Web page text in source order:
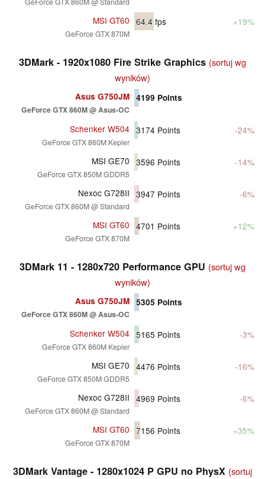
MSI GT60
GeForce GTX 870M
64.4 fps +19%
3DMark - 1920x1080 Fire Strike Graphics (sortuj wg
wyników)
Asus G750JM
GeForce GTX 860M @ Asus-OC
4199 Points
Schenker W504
GeForce GTX 860M Kepler
3174 Points -24%
MSI GE70
GeForce GTX 850M GDDR5
3596 Points -14%
Nexoc G728II
GeForce GTX 860M @ Standard
3947 Points -6%
MSI GT60
GeForce GTX 870M
4701 Points +12%
3DMark 11 - 1280x720 Performance GPU (sortuj wg
wyników)
Asus G750JM
GeForce GTX 860M @ Asus-OC
5305 Points
Schenker W504
GeForce GTX 860M Kepler
5165 Points -3%
MSI GE70
GeForce GTX 850M GDDR5
4476 Points -16%
Nexoc G728II
GeForce GTX 860M @ Standard
4969 Points -6%
MSI GT60
GeForce GTX 870M
7156 Points +35%
3DMark Vantage - 1280x1024 P GPU no PhysX (sortuj